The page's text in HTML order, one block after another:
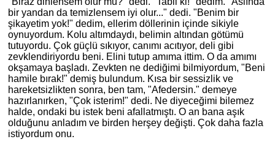
bir yandan da temizlensem iyi olur..." dedi. "Benim bir
şikayetim yok!" dedim, ellerim döllerinin içinde sikiyle
oynuyordum. Kolu altımdaydı, belimin altından götümü
tutuyordu. Çok güçlü sıkıyor, canımı acıtıyor, deli gibi
zevklendiriyordu beni. Elini tutup amıma ittim. O da amımı
okşamaya başladı. Zevkten ne dediğimi bilmiyordum, "Beni
hamile bırak!" demiş bulundum. Kısa bir sessizlik ve
hareketsizlikten sonra, ben tam, "Afedersin." demeye
hazırlanırken, "Çok isterim!" dedi. Ne diyeceğimi bilemez
halde, ondaki bu istek beni afallatmıştı. O an bana aşık
olduğunu anladım ve birden herşey değişti. Çok daha fazla
istiyordum onu.